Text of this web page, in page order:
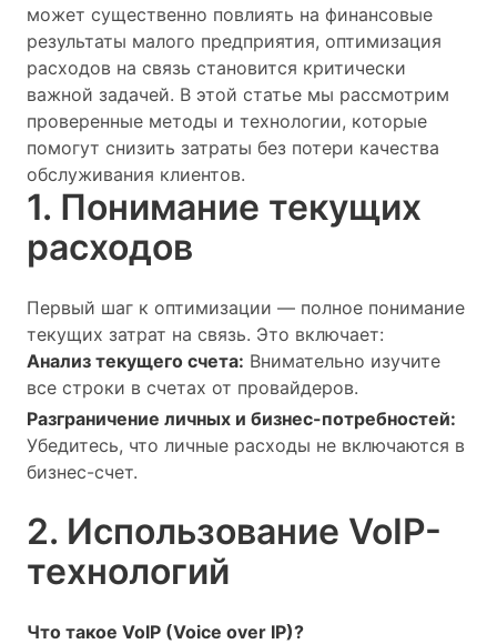
может существенно повлиять на финансовые
результаты малого предприятия, оптимизация
расходов на связь становится критически
важной задачей. В этой статье мы рассмотрим
проверенные методы и технологии, которые
помогут снизить затраты без потери качества
обслуживания клиентов.
1. Понимание текущих
расходов
Первый шаг к оптимизации — полное понимание
текущих затрат на связь. Это включает:
Анализ текущего счета: Внимательно изучите
все строки в счетах от провайдеров.
Разграничение личных и бизнес-потребностей:
Убедитесь, что личные расходы не включаются в
бизнес-счет.
2. Использование VoIP-
технологий
Что такое VoIP (Voice over IP)?